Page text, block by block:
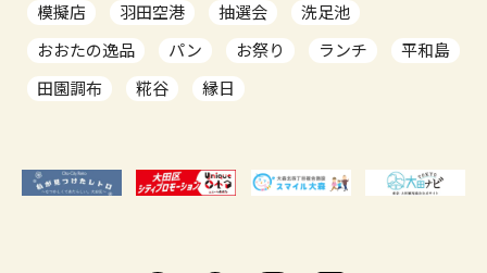
模擬店
羽田空港 抽選会
洗足池
おおたの逸品
パン お祭り ランチ
平和島
田園調布
糀谷 縁日